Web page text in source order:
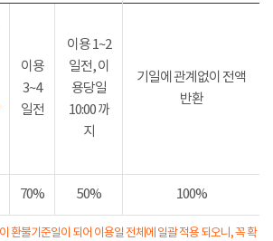
이용
3~4
일전
이용 1~2
일전, 이
용당일
10:00 까
지
기일에 관계없이 전액
반환
70% 50% 100%
환불기준일이 되어 이용일 전체에 일괄 적용 되오니, 꼭 확